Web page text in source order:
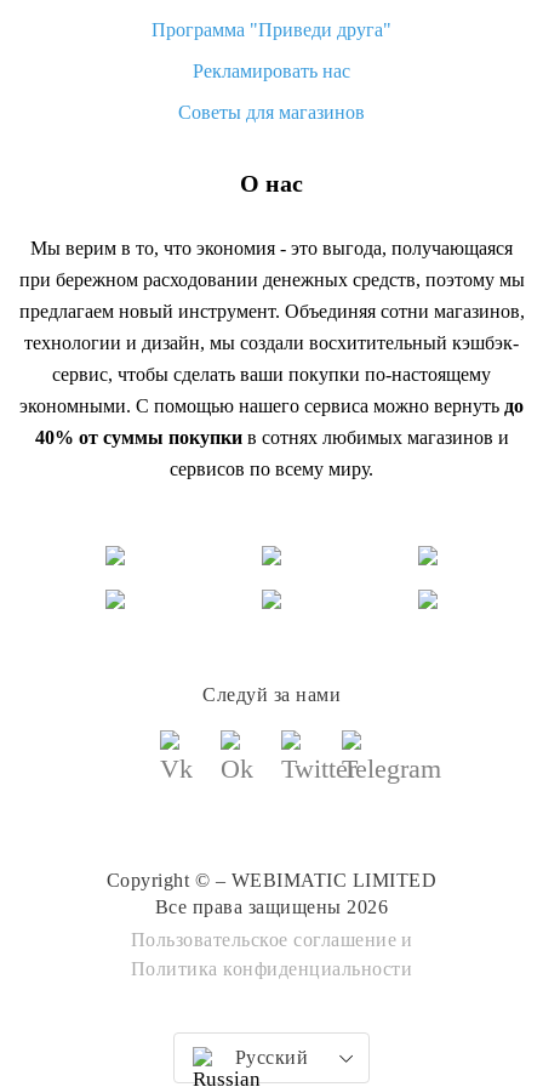
Программа "Приведи друга"
Рекламировать нас
Советы для магазинов
О нас
Мы верим в то, что экономия - это выгода, получающаяся
при бережном расходовании денежных средств, поэтому мы
предлагаем новый инструмент. Объединяя сотни магазинов,
технологии и дизайн, мы создали восхитительный кэшбэк-
сервис, чтобы сделать ваши покупки по-настоящему
экономными. С помощью нашего сервиса можно вернуть до
40% от суммы покупкив сотнях любимых магазинов и
сервисов по всему миру.
Следуй за нами
Copyright © – WEBIMATIC LIMITED
Все права защищены 2026
Пользовательское соглашение и
Политика конфиденциальности
Русский